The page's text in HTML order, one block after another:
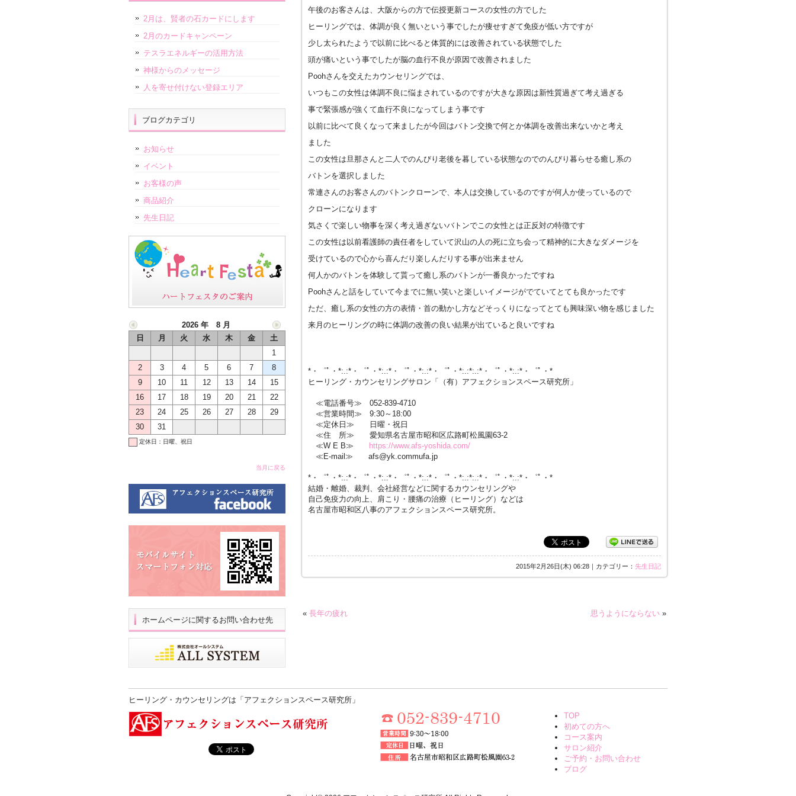
午後のお客さんは、大阪からの方で伝授更新コースの女性の方でした
ヒーリングでは、体調が良く無いという事でしたが痩せすぎて免疫が低い方ですが
少し太られたようで以前に比べると体質的には改善されている状態でした
頭が痛いという事でしたが脳の血行不良が原因で改善されました
Poohさんを交えたカウンセリングでは、
いつもこの女性は体調不良に悩まされているのですが大きな原因は新性質過ぎて考え過ぎる
事で緊張感が強くて血行不良になってしまう事です
以前に比べて良くなって来ましたが今回はバトン交換で何とか体調を改善出来ないかと考え
ました
この女性は旦那さんと二人でのんびり老後を暮している状態なのでのんびり暮らせる癒し系の
バトンを選択しました
常連さんのお客さんのバトンクローンで、本人は交換しているのですが何人か使っているので
クローンになります
気さくで楽しい物事を深く考え過ぎないバトンでこの女性とは正反対の特徴です
この女性は以前看護師の責任者をしていて沢山の人の死に立ち会って精神的に大きなダメージを
受けているので心から喜んだり楽しんだりする事が出来ません
何人かのバトンを体験して貰って癒し系のバトンが一番良かったですね
Poohさんと話をしていて今までに無い笑いと楽しいイメージがでていてとても良かったです
ただ、癒し系の女性の方の表情・首の動かし方などそっくりになってとても興味深い物を感じました
来月のヒーリングの時に体調の改善の良い結果が出ていると良いですね
*・゜ﾟ・*:.:*・゜ﾟ・*:.:*・゜ﾟ・*:.:*・゜ﾟ・*:.:*:.:*・゜ﾟ・*:.:*・゜ﾟ・*
ヒーリング・カウンセリングサロン「（有）アフェクションスペース研究所」
≪電話番号≫ 052-839-4710
≪営業時間≫ 9:30～18:00
≪定休日≫ 日曜・祝日
≪住 所≫ 愛知県名古屋市昭和区広路町松風園63-2
≪W E B≫
https://www.afs-yoshida.com/
≪E-mail≫ afs@yk.commufa.jp
*・゜ﾟ・*:.:*・゜ﾟ・*:.:*・゜ﾟ・*:.:*・゜ﾟ・*:.:*:.:*・゜ﾟ・*:.:*・゜ﾟ・*
結婚・離婚、裁判、会社経営などに関するカウンセリングや
自己免疫力の向上、肩こり・腰痛の治療（ヒーリング）などは
名古屋市昭和区八事のアフェクションスペース研究所。
2015年2月26日(木) 06:28｜カテゴリー： 先生日記
« 長年の疲れ 思うようにならない »
2月は、賢者の石カードにします
2月のカードキャンペーン
テスラエネルギーの活用方法
神様からのメッセージ
人を寄せ付けない登録エリア
ブログカテゴリ
お知らせ
イベント
お客様の声
商品紹介
先生日記
2026 年 8 月
日
月 火 水 木 金
土
1
2
3 4 5 6 7
8
9
10 11 12 13 14
15
16
17 18 19 20 21
22
23
24 25 26 27 28
29
30
31
定休日：日曜、祝日
当月に戻る
ホームページに関するお問い合わせ先
ヒーリング・カウンセリングは「アフェクションスペース研究所」
TOP
初めての方へ
コース案内
サロン紹介
ご予約・お問い合わせ
ブログ